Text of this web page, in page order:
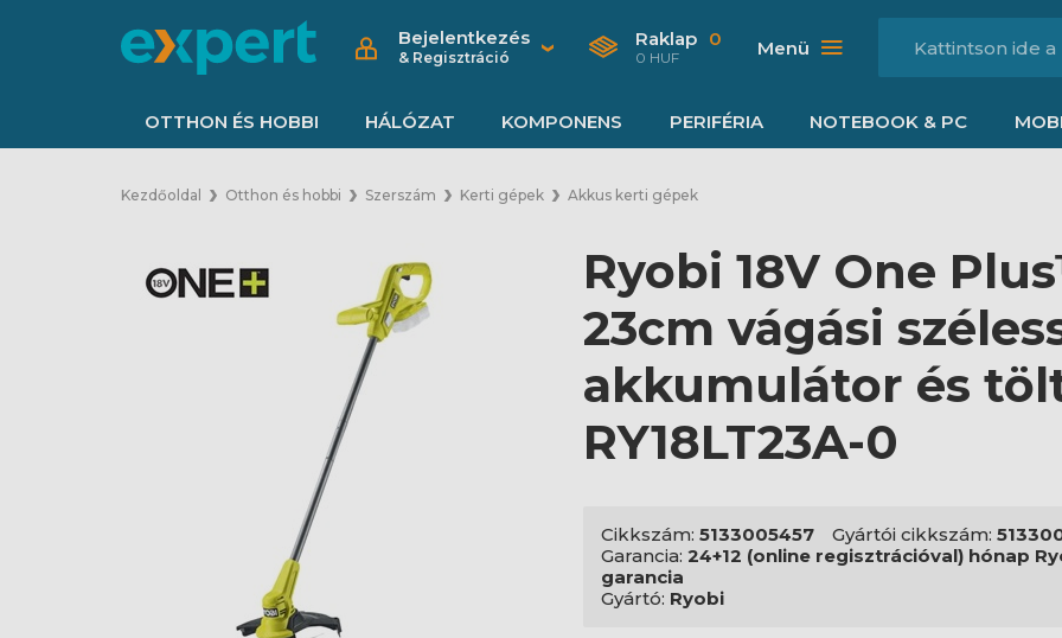
Bejelentkezés
& Regisztráció
Raklap 0
0 HUF Menü
OTTHON ÉS HOBBI HÁLÓZAT KOMPONENS PERIFÉRIA NOTEBOOK & PC
Kezdőoldal Otthon és hobbi Szerszám Kerti gépek Akkus kerti gépek
Ryobi 18V One
23cm vágási
akkumulátor és
RY18LT23A-0
Cikkszám: 5133005457 Gyártói cikkszám:
Garancia: 24+12 (online regisztrációval) hónap
garancia
Gyártó: Ryobi